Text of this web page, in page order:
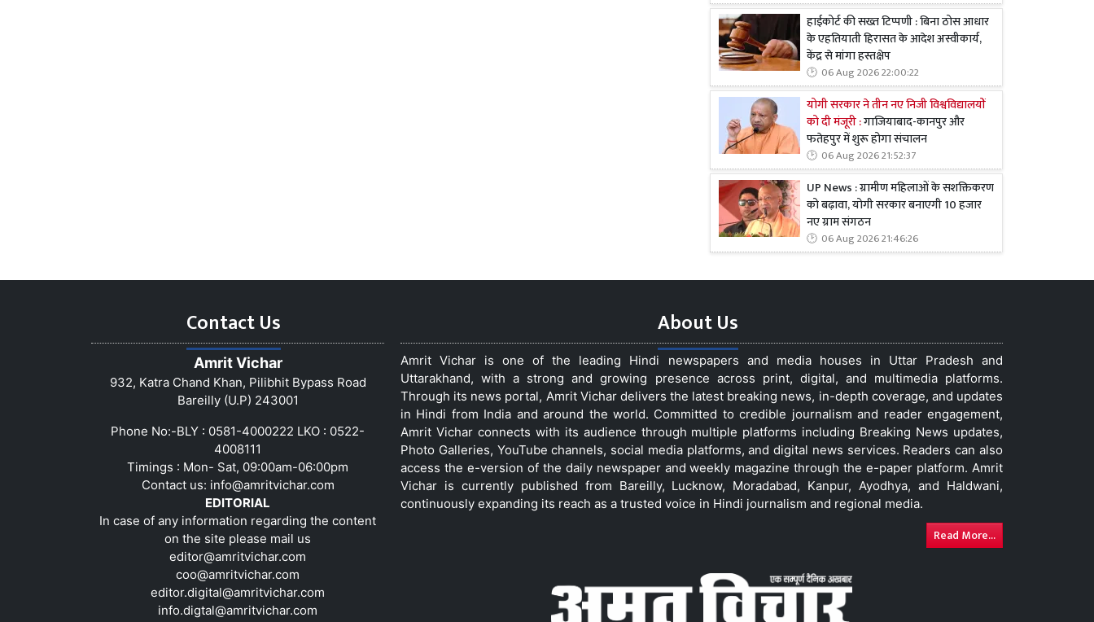
हाईकोर्ट की सख्त टिप्पणी : बिना ठोस आधार
के एहतियाती हिरासत के आदेश अस्वीकार्य,
केंद्र से मांगा हस्तक्षेप
06 Aug 2026 22:00:22
योगी सरकार ने तीन नए निजी विश्वविद्यालयों
को दी मंजूरी :गाजियाबाद-कानपुर और
फतेहपुर में शुरू होगा संचालन
06 Aug 2026 21:52:37
UP News : ग्रामीण महिलाओं के सशक्तिकरण
को बढ़ावा, योगी सरकार बनाएगी 10 हजार
नए ग्राम संगठन
06 Aug 2026 21:46:26
Contact Us
Amrit Vichar
932, Katra Chand Khan, Pilibhit Bypass Road
Bareilly (U.P) 243001
Phone No:-BLY : 0581-4000222 LKO : 0522-
4008111
Timings : Mon- Sat, 09:00am-06:00pm
Contact us: info@amritvichar.com
EDITORIAL
In case of any information regarding the content
on the site please mail us
editor@amritvichar.com
coo@amritvichar.com
editor.digital@amritvichar.com
info.digtal@amritvichar.com
About Us
Amrit Vichar is one of the leading Hindi newspapers and media houses in Uttar Pradesh and
Uttarakhand, with a strong and growing presence across print, digital, and multimedia platforms.
Through its news portal, Amrit Vichar delivers the latest breaking news, in-depth coverage, and updates
in Hindi from India and around the world. Committed to credible journalism and reader engagement,
Amrit Vichar connects with its audience through multiple platforms including Breaking News updates,
Photo Galleries, YouTube channels, social media platforms, and digital news services. Readers can also
access the e-version of the daily newspaper and weekly magazine through the e-paper platform. Amrit
Vichar is currently published from Bareilly, Lucknow, Moradabad, Kanpur, Ayodhya, and Haldwani,
continuously expanding its reach as a trusted voice in Hindi journalism and regional media.
Read More...